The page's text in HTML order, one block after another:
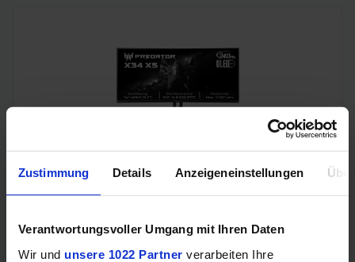
Zustimmung Details Anzeigeneinstellungen
Verantwortungsvoller Umgang mit Ihren Daten
Wir und unsere 1022 Partner verarbeiten Ihre
Acer Predator Ultrawide (240Hz, UWQHD, QD-OLED,
curved, FreeSync Premium Pro, 99% DCI-P3)